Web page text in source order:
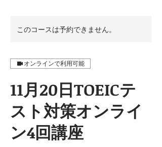
このコースは予約できません。
オンラインで利用可能
11月20日TOEICテ
スト対策オンライ
ン4回講座